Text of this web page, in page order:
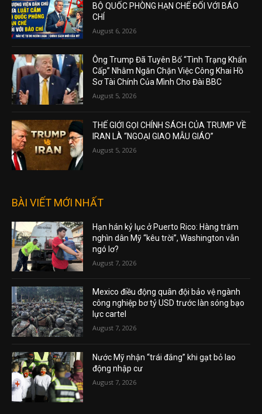
BỘ QUỐC PHÒNG HẠN CHẾ ĐỐI VỚI BÁO
CHÍ
August 6, 2026
Ông Trump Đã Tuyên Bố “Tình Trạng Khẩn
Cấp” Nhằm Ngăn Chặn Việc Công Khai Hồ
Sơ Tài Chính Của Mình Cho Đài BBC
August 5, 2026
THẾ GIỚI GỌI CHÍNH SÁCH CỦA TRUMP VỀ
IRAN LÀ “NGOẠI GIAO MẪU GIÁO”
August 5, 2026
BÀI VIẾT MỚI NHẤT
Hạn hán kỷ lục ở Puerto Rico: Hàng trăm
nghìn dân Mỹ “kêu trời”, Washington vẫn
ngó lơ?
August 7, 2026
Mexico điều động quân đội bảo vệ ngành
công nghiệp bơ tỷ USD trước làn sóng bạo
lực cartel
August 7, 2026
Nước Mỹ nhận “trái đắng” khi gạt bỏ lao
động nhập cư
August 7, 2026